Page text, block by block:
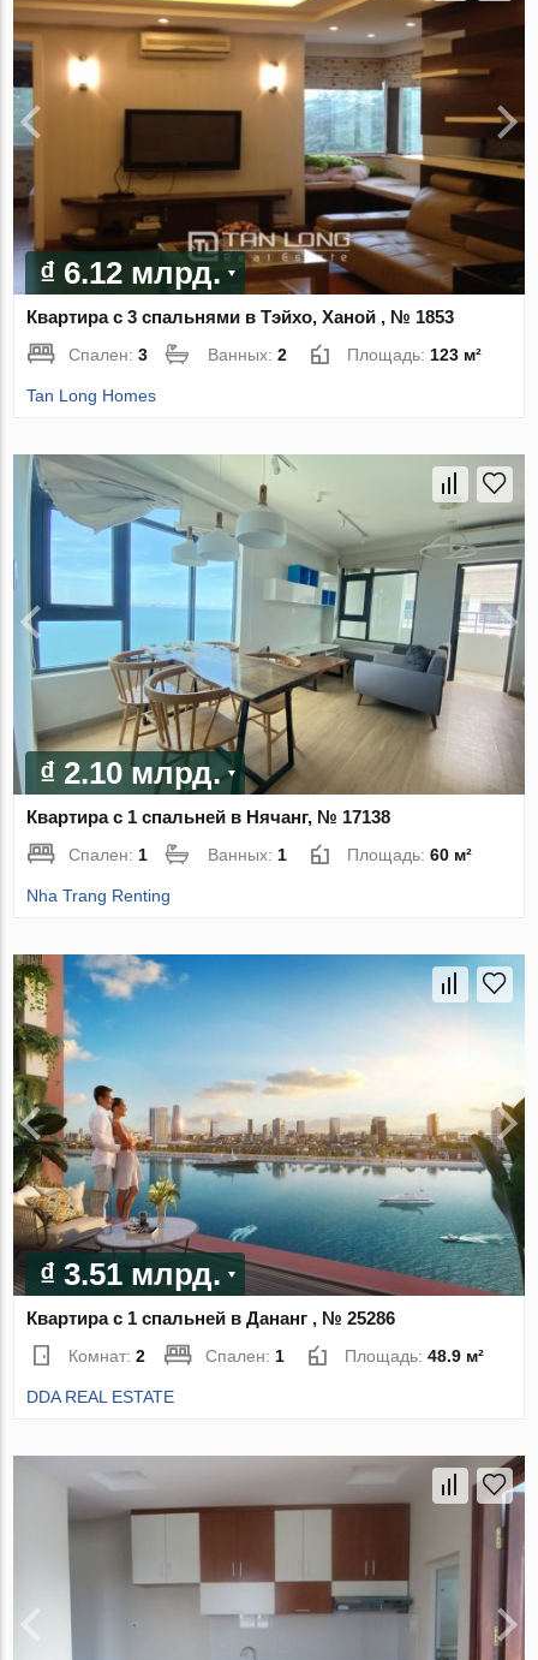
₫ 6.12 млрд.
Квартира с 3 спальнями в Тэйхо, Ханой , № 1853
Спален:3 Ванных:2 Площадь: 123 м²
Tan Long Homes
₫ 2.10 млрд.
Квартира с 1 спальней в Нячанг, № 17138
Спален:1 Ванных:1 Площадь:60 м²
Nha Trang Renting
₫ 3.51 млрд.
Квартира с 1 спальней в Дананг , № 25286
Комнат:2 Спален: 1 Площадь:48.9 м²
DDA REAL ESTATE